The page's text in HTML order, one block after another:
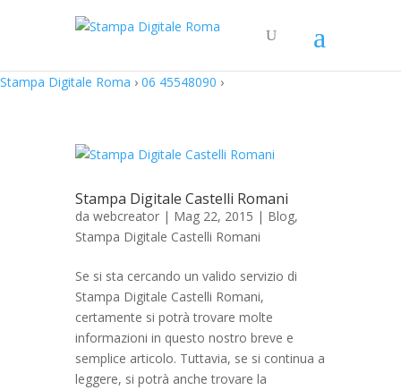
Stampa Digitale Roma › 06 45548090 ›
Stampa Digitale Castelli Romani
da webcreator | Mag 22, 2015 | Blog,
Stampa Digitale Castelli Romani
Se si sta cercando un valido servizio di
Stampa Digitale Castelli Romani,
certamente si potrà trovare molte
informazioni in questo nostro breve e
semplice articolo. Tuttavia, se si continua a
leggere, si potrà anche trovare la